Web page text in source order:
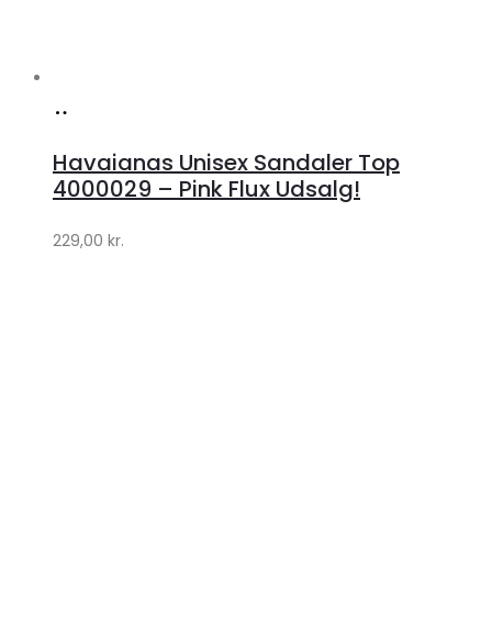
Klædeskabet.dk
Havaianas Unisex Sandaler Top
4000029 – Pink Flux Udsalg!
229,00 kr.